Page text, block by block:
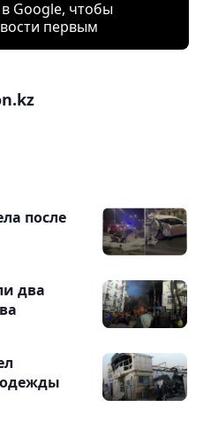
Google, чтобы
первым
после
два